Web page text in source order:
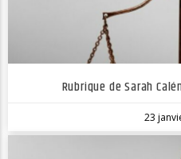
Rubrique de Sarah
23